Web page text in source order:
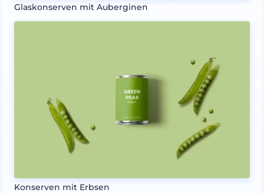
Glaskonserven mit Auberginen
Konserven mit Erbsen